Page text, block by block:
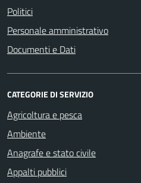
Politici
Personale amministrativo
Documenti e Dati
CATEGORIE DI SERVIZIO
Agricoltura e pesca
Ambiente
Anagrafe e stato civile
Appalti pubblici